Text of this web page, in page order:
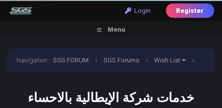
Login Register
Menu
Navigation:SGS FORUM › SGS Forums › Wish List ›
خدمات شركة الإيطالية بالاحساء